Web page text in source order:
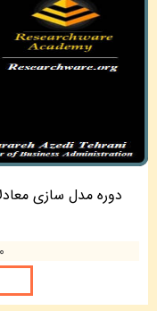
دوره مدل سازی